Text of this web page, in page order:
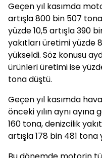
Geçen yıl kasımda
artışla 800 bin 507
yüzde 10,5 artışla 390
yakıtları üretimi yüzde
yükseldi. Söz konusu
ürünleri üretimi ise
tona düştü.
Geçen yıl kasımda
önceki yılın aynı ayına
160 tona, denizcilik
artışla 178 bin 481 tona